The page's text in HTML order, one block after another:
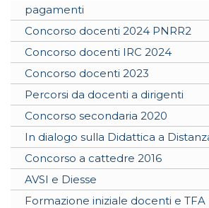
pagamenti
Concorso docenti 2024 PNRR2
Concorso docenti IRC 2024
Concorso docenti 2023
Percorsi da docenti a dirigenti
Concorso secondaria 2020
In dialogo sulla Didattica a
Concorso a cattedre 2016
AVSI e Diesse
Formazione iniziale docenti e TFA